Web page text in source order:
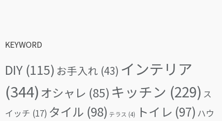
KEYWORD
DIY (115) お手入れ (43) インテリア
(344) オシャレ (85) キッチン (229) ス
イッチ (17) タイル (98) テラス (4) トイレ (97) ハウ